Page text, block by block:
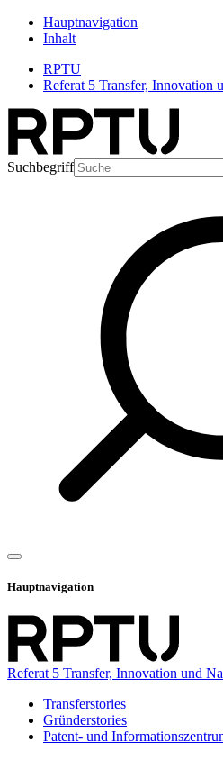
Hauptnavigation
Inhalt
RPTU
Referat 5 Transfer, Innovation
Suchbegriff
Hauptnavigation
Referat 5 Transfer, Innovation und
Transferstories
Gründerstories
Patent- und